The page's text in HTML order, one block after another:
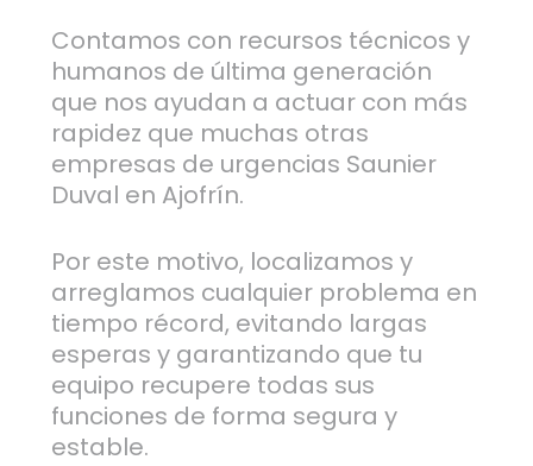
Contamos con recursos técnicos y
humanos de última generación
que nos ayudan a actuar con más
rapidez que muchas otras
empresas de urgencias Saunier
Duval en Ajofrín.
Por este motivo, localizamos y
arreglamos cualquier problema en
tiempo récord, evitando largas
esperas y garantizando que tu
equipo recupere todas sus
funciones de forma segura y
estable.